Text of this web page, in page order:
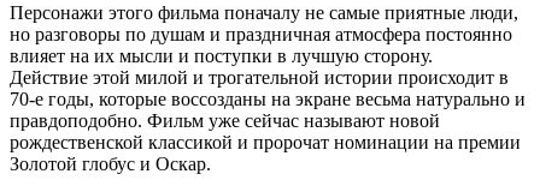
Персонажи этого фильма поначалу не самые приятные люди,
но разговоры по душам и праздничная атмосфера постоянно
влияет на их мысли и поступки в лучшую сторону.
Действие этой милой и трогательной истории происходит в
70-е годы, которые воссозданы на экране весьма натурально и
правдоподобно. Фильм уже сейчас называют новой
рождественской классикой и пророчат номинации на премии
Золотой глобус и Оскар.